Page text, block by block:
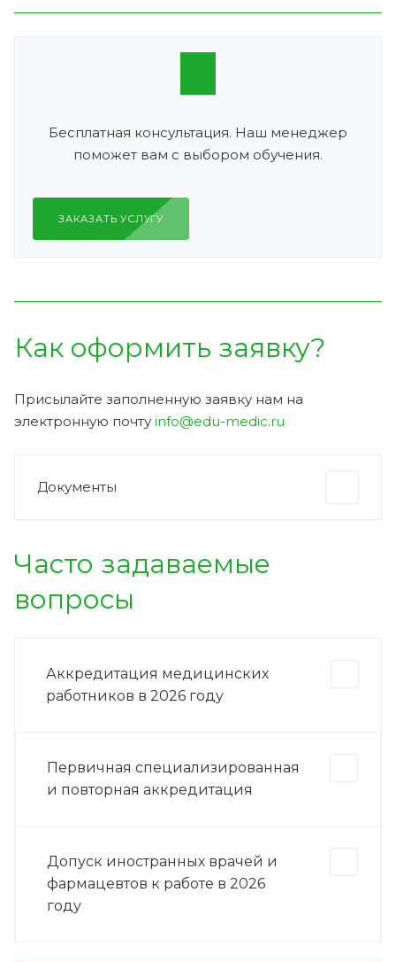
Бесплатная консультация. Наш менеджер
поможет вам с выбором обучения.
ЗАКАЗАТЬ УСЛУГУ
Как оформить заявку?
Присылайте заполненную заявку нам на
электронную почту info@edu-medic.ru
Документы
Часто задаваемые
вопросы
Аккредитация медицинских
работников в 2026 году
Первичная специализированная
и повторная аккредитация
Допуск иностранных врачей и
фармацевтов к работе в 2026
году